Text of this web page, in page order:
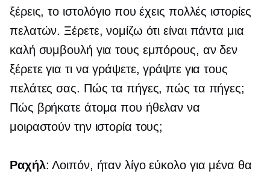
ξέρεις, το ιστολόγιο που έχεις πολλές ιστορίες
πελατών. Ξέρετε, νομίζω ότι είναι πάντα μια
καλή συμβουλή για τους εμπόρους, αν δεν
ξέρετε για τι να γράψετε, γράψτε για τους
πελάτες σας. Πώς τα πήγες, πώς τα πήγες;
Πώς βρήκατε άτομα που ήθελαν να
μοιραστούν την ιστορία τους;
Ραχήλ: Λοιπόν, ήταν λίγο εύκολο για μένα θα